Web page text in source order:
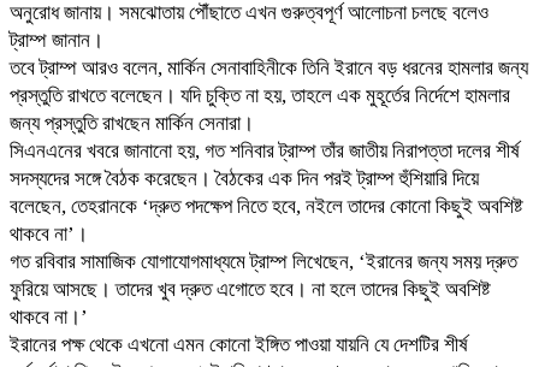
অনুরোধ জানায়। সমঝোতায় পৌঁছাতে এখন গুরুত্বপূর্ণ আলোচনা চলছে বলেও
ট্রাম্প জানান।
তবে ট্রাম্প আরও বলেন, মার্কিন সেনাবাহিনীকে তিনি ইরানে বড় ধরনের হামলার জন্য
প্রস্তুতি রাখতে বলেছেন। যদি চুক্তি না হয়, তাহলে এক মুহূর্তের নির্দেশে হামলার
জন্য প্রস্তুতি রাখছেন মার্কিন সেনারা।
সিএনএনের খবরে জানানো হয়, গত শনিবার ট্রাম্প তাঁর জাতীয় নিরাপত্তা দলের শীর্ষ
সদস্যদের সঙ্গে বৈঠক করেছেন। বৈঠকের এক দিন পরই ট্রাম্প হুঁশিয়ারি দিয়ে
বলেছেন, তেহরানকে ‘দ্রুত পদক্ষেপ নিতে হবে, নইলে তাদের কোনো কিছুই অবশিষ্ট
থাকবে না’।
গত রবিবার সামাজিক যোগাযোগমাধ্যমে ট্রাম্প লিখেছেন, ‘ইরানের জন্য সময় দ্রুত
ফুরিয়ে আসছে। তাদের খুব দ্রুত এগোতে হবে। না হলে তাদের কিছুই অবশিষ্ট
থাকবে না।’
ইরানের পক্ষ থেকে এখনো এমন কোনো ইঙ্গিত পাওয়া যায়নি যে দেশটির শীর্ষ